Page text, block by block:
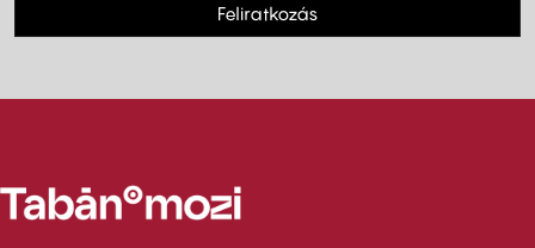
Feliratkozás